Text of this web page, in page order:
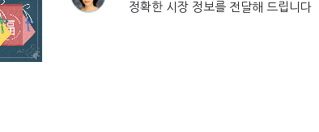
정확한 시장 정보를 전달해 드립니다